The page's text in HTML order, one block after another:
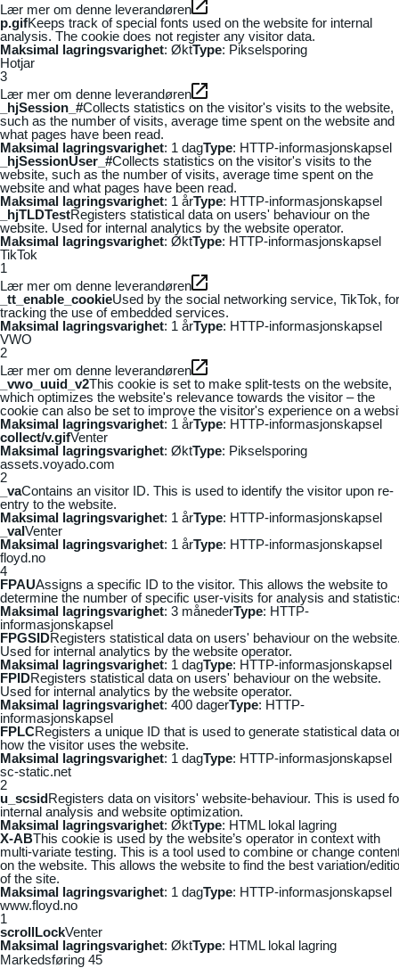
Lær mer om denne leverandøren
p.gifKeeps track of special fonts used on the website for internal
analysis. The cookie does not register any visitor data.
Maksimal lagringsvarighet: ØktType: Pikselsporing
Hotjar
3
Lær mer om denne leverandøren
_hjSession_#Collects statistics on the visitor's visits to the website,
such as the number of visits, average time spent on the website and
what pages have been read.
Maksimal lagringsvarighet: 1 dagType: HTTP-informasjonskapsel
_hjSessionUser_#Collects statistics on the visitor's visits to the
website, such as the number of visits, average time spent on the
website and what pages have been read.
Maksimal lagringsvarighet: 1 årType: HTTP-informasjonskapsel
_hjTLDTestRegisters statistical data on users' behaviour on the
website. Used for internal analytics by the website operator.
Maksimal lagringsvarighet: ØktType: HTTP-informasjonskapsel
TikTok
1
Lær mer om denne leverandøren
_tt_enable_cookieUsed by the social networking service, TikTok, for
tracking the use of embedded services.
Maksimal lagringsvarighet: 1 årType: HTTP-informasjonskapsel
VWO
2
Lær mer om denne leverandøren
_vwo_uuid_v2This cookie is set to make split-tests on the website,
which optimizes the website's relevance towards the visitor – the
cookie can also be set to improve the visitor's experience on a
Maksimal lagringsvarighet: 1 årType: HTTP-informasjonskapsel
collect/v.gifVenter
Maksimal lagringsvarighet: ØktType: Pikselsporing
assets.voyado.com
2
_vaContains an visitor ID. This is used to identify the visitor upon re-
entry to the website.
Maksimal lagringsvarighet: 1 årType: HTTP-informasjonskapsel
_vaIVenter
Maksimal lagringsvarighet: 1 årType: HTTP-informasjonskapsel
floyd.no
4
FPAUAssigns a specific ID to the visitor. This allows the website to
determine the number of specific user-visits for analysis and
Maksimal lagringsvarighet: 3 månederType: HTTP-
informasjonskapsel
FPGSIDRegisters statistical data on users' behaviour on the
Used for internal analytics by the website operator.
Maksimal lagringsvarighet: 1 dagType: HTTP-informasjonskapsel
FPIDRegisters statistical data on users' behaviour on the website.
Used for internal analytics by the website operator.
Maksimal lagringsvarighet: 400 dagerType: HTTP-
informasjonskapsel
FPLCRegisters a unique ID that is used to generate statistical data
how the visitor uses the website.
Maksimal lagringsvarighet: 1 dagType: HTTP-informasjonskapsel
sc-static.net
2
u_scsidRegisters data on visitors' website-behaviour. This is used
internal analysis and website optimization.
Maksimal lagringsvarighet: ØktType: HTML lokal lagring
X-ABThis cookie is used by the website’s operator in context with
multi-variate testing. This is a tool used to combine or change
on the website. This allows the website to find the best variation/
of the site.
Maksimal lagringsvarighet: 1 dagType: HTTP-informasjonskapsel
www.floyd.no
1
scrollLockVenter
Maksimal lagringsvarighet: ØktType: HTML lokal lagring
Markedsføring 45